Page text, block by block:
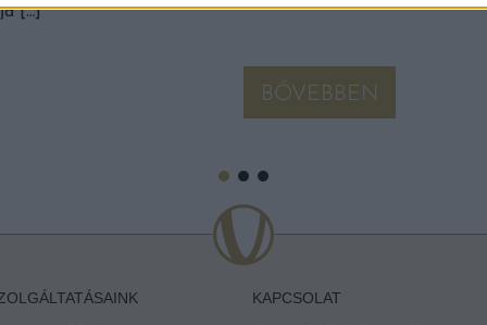
[…]
BŐVEBBEN
KAPCSOLAT